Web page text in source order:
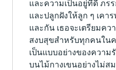
และความเป็นอยู่ที่ดี ภร
และปลูกฝังให้ลูก ๆ เค
และกัน เธอจะเตรียมค
สงบสุขสำหรับทุกคนใน
เป็นแบบอย่างของควา
บนไม้กางเขนอย่างไม่